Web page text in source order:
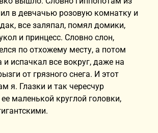
в девчачью розовую комнатку и
все заляпал, помял домики,
и принцесс. Словно слон,
по отхожему месту, а потом
и испачкал все вокруг, даже на
от грязного снега. И этот
я. Глазки и так чересчур
маленькой круглой головки,